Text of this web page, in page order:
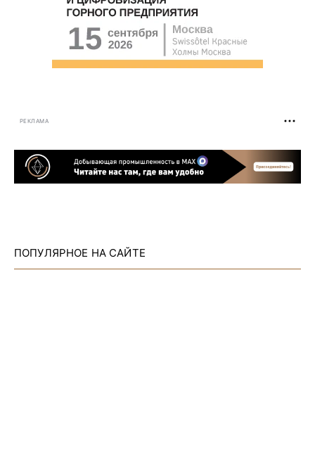
РЕКЛАМА
ПОПУЛЯРНОЕ НА САЙТЕ